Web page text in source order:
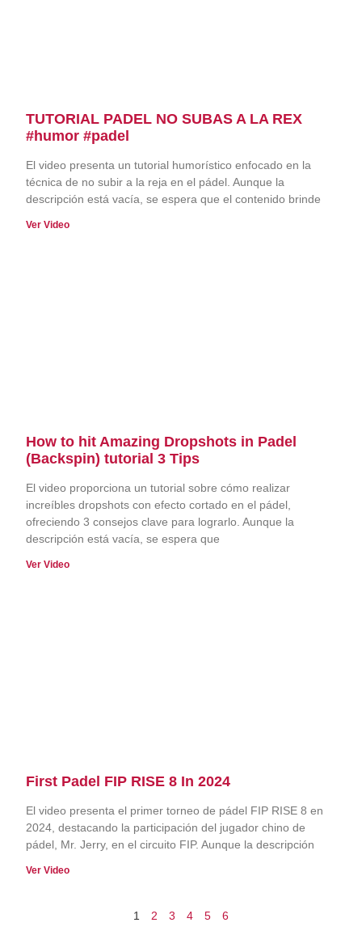
TUTORIAL PADEL NO SUBAS A LA REX
#humor #padel
El video presenta un tutorial humorístico enfocado en la
técnica de no subir a la reja en el pádel. Aunque la
descripción está vacía, se espera que el contenido brinde
Ver Video
How to hit Amazing Dropshots in Padel
(Backspin) tutorial 3 Tips
El video proporciona un tutorial sobre cómo realizar
increíbles dropshots con efecto cortado en el pádel,
ofreciendo 3 consejos clave para lograrlo. Aunque la
descripción está vacía, se espera que
Ver Video
First Padel FIP RISE 8 In 2024
El video presenta el primer torneo de pádel FIP RISE 8 en
2024, destacando la participación del jugador chino de
pádel, Mr. Jerry, en el circuito FIP. Aunque la descripción
Ver Video
1 2 3 4 5 6